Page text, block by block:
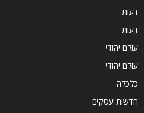
דעות
דעות
עולם יהודי
עולם יהודי
כלכלה
חדשות עסקים